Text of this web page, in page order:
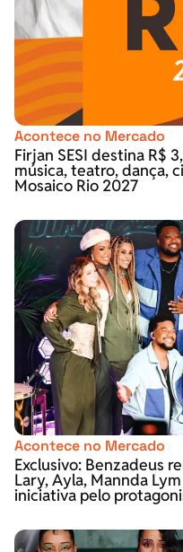
Acontece no Mercado
Firjan SESI destina R$
música, teatro, dança,
Mosaico Rio 2027
Acontece no Mercado
Exclusivo: Benzadeus
Lary, Ayla, Mannda
iniciativa pelo